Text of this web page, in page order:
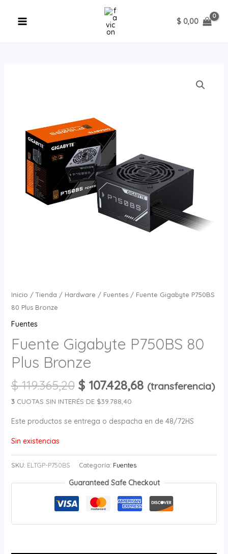
$ 0,00
Inicio /Tienda / Hardware / Fuentes/ Fuente Gigabyte P750BS
80 Plus Bronze
Fuentes
Fuente Gigabyte P750BS 80
Plus Bronze
$119.365,20 $107.428,68 (transferencia)
3CUOTAS SIN INTERÉS DE $39.788,40
Este productos se entrega o despacha en de 48/72HS
Sin existencias
SKU: ELTGP-P750BS Categoría: Fuentes
Guaranteed Safe Checkout